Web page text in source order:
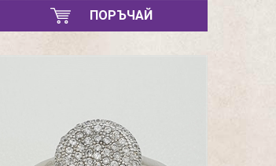
ПОРЪЧАЙ